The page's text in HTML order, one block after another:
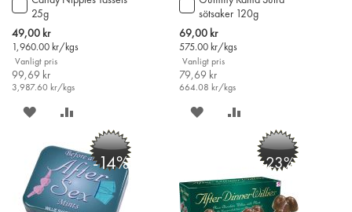
25g
Special
Price
49,00 kr
1,960.00 kr/kgs
Vanligt pris
99,69 kr
3,987.60 kr/kgs
till
i
varukorgen
SPARA
ÖNSKELISTAN
JÄMFÖR
sötsaker 120g
Special
Price
69,00 kr
575.00 kr/kgs
Vanligt pris
79,69 kr
664.08 kr/kgs
till
i
varukorgen
SPARA
ÖNSKELISTAN
JÄMFÖR
-14% -23%